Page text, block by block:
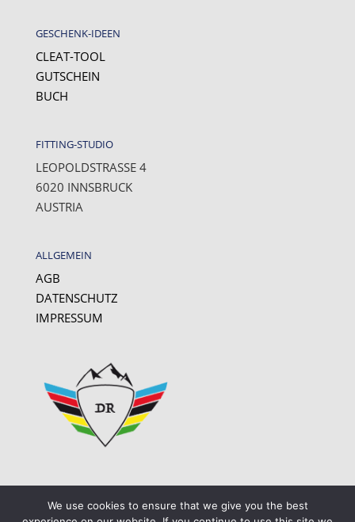
GESCHENK-IDEEN
CLEAT-TOOL
GUTSCHEIN
BUCH
FITTING-STUDIO
LEOPOLDSTRASSE 4
6020 INNSBRUCK
AUSTRIA
ALLGEMEIN
AGB
DATENSCHUTZ
IMPRESSUM
We use cookies to ensure that we give you the best